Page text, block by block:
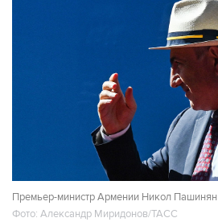
Премьер-министр Армении Никол Пашинян
Фото: Александр Миридонов/ТАСС